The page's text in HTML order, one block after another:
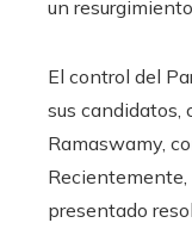
un
El control del
sus candidatos,
Ramaswamy,
presentado